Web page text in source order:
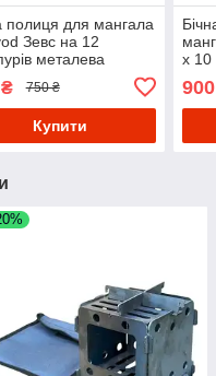
полиця для мангала
Зевс на 12
металева
750 ₴
Купити
х 10
900